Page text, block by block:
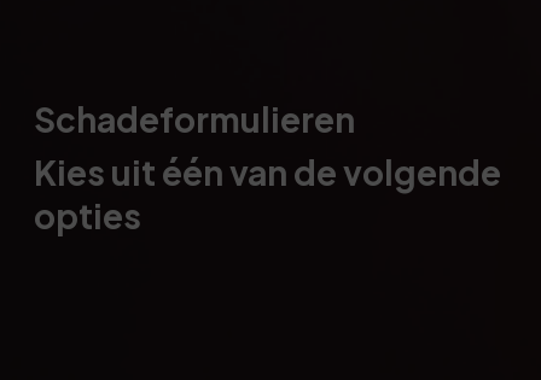
Schadeformulieren
Kies uit één van de volgende
opties